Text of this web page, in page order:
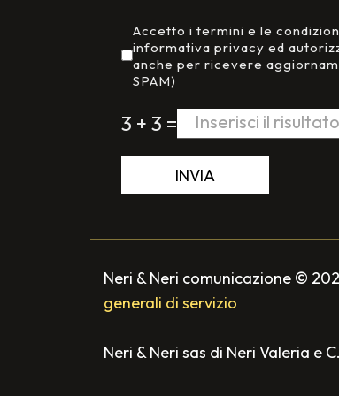
Aggiornamenti da
Accetto i termini e le
informativa privacy ed
anche per ricevere
SPAM)
3 + 3 =
INVIA
Neri & Neri comunicazione ©
generali di servizio
Neri & Neri sas di Neri Valeria e